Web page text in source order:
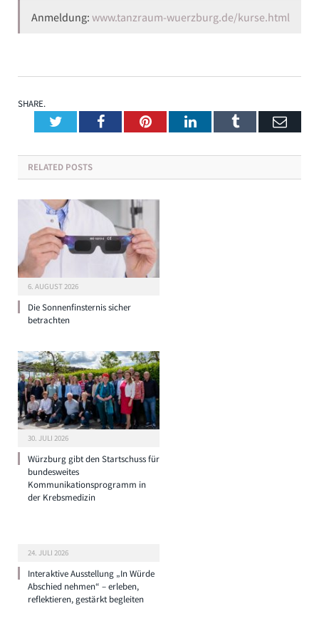
Anmeldung: www.tanzraum-wuerzburg.de/kurse.html
SHARE.
TwitterFacebookPinterestLinkedInTumblr
RELATED POSTS
6. AUGUST 2026
Die Sonnenfinsternis sicher
betrachten
30. JULI 2026
Würzburg gibt den Startschuss für
bundesweites
Kommunikationsprogramm in
der Krebsmedizin
24. JULI 2026
Interaktive Ausstellung „In Würde
Abschied nehmen“ – erleben,
reflektieren, gestärkt begleiten